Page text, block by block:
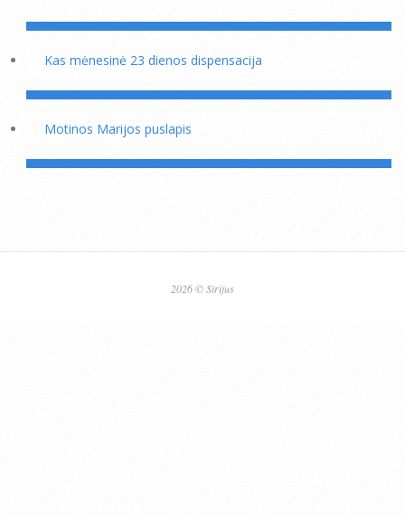
Kas mėnesinė 23 dienos dispensacija
Motinos Marijos puslapis
2026 © Sirijus